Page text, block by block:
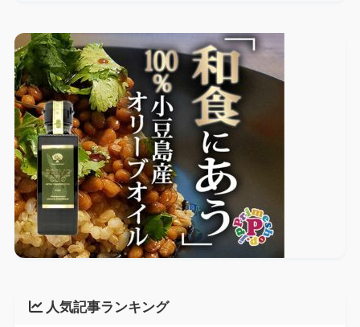
人気記事ランキング